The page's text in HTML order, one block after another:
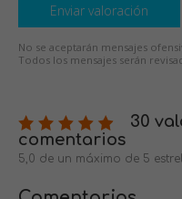
Enviar valoración
No se aceptarán mensajes
Todos los mensajes serán
30
comentarios
5,0 de un máximo de 5